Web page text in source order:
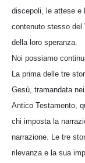
discepoli, le attese e
contenuto stesso del
della loro speranza.
Noi possiamo
La prima delle tre
Gesù, tramandata
Antico Testamento,
chi imposta la
narrazione. Le tre
rilevanza e la sua